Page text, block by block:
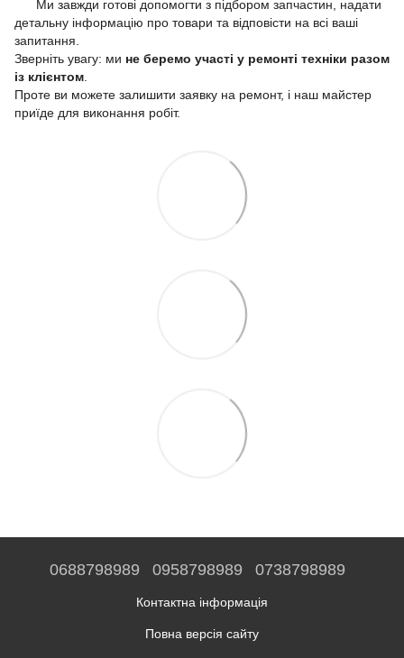
Ми завжди готові допомогти з підбором запчастин, надати
детальну інформацію про товари та відповісти на всі ваші
запитання.
Зверніть увагу: ми не беремо участі у ремонті техніки разом
із клієнтом.
Проте ви можете залишити заявку на ремонт, і наш майстер
приїде для виконання робіт.
0688798989 0958798989 0738798989
Контактна інформація
Повна версія сайту